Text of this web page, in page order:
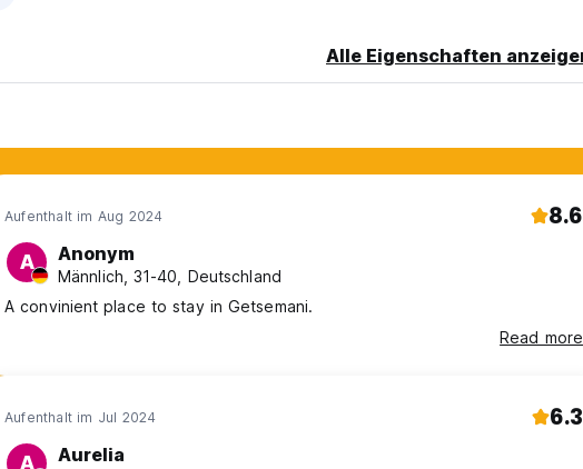
Alle Eigenschaften
Aufenthalt im Aug 2024 8.6
A Anonym
Männlich, 31-40, Deutschland
A convinient place to stay in Getsemani.
Read more
Aufenthalt im Jul 2024 6.3
A Aurelia